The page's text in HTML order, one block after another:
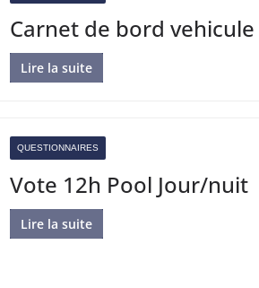
Carnet de bord vehicule
Lire la suite
QUESTIONNAIRES
Vote 12h Pool Jour/nuit
Lire la suite